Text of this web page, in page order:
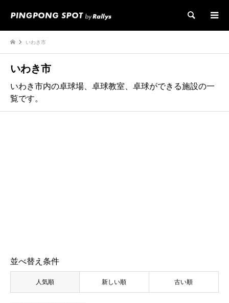
検索
いわき市
いわき市
いわき市内の卓球場、卓球教室、卓球ができる施設の一
覧です。
並べ替え条件
人気順 新しい順 古い順